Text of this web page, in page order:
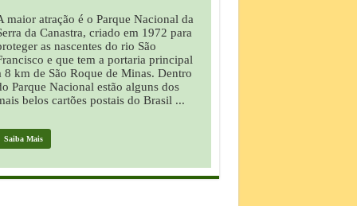
maior atração é o Parque Nacional da
da Canastra, criado em 1972 para
as nascentes do rio São
e que tem a portaria principal
8 km de São Roque de Minas. Dentro
Parque Nacional estão alguns dos
belos cartões postais do Brasil ...
Saiba Mais